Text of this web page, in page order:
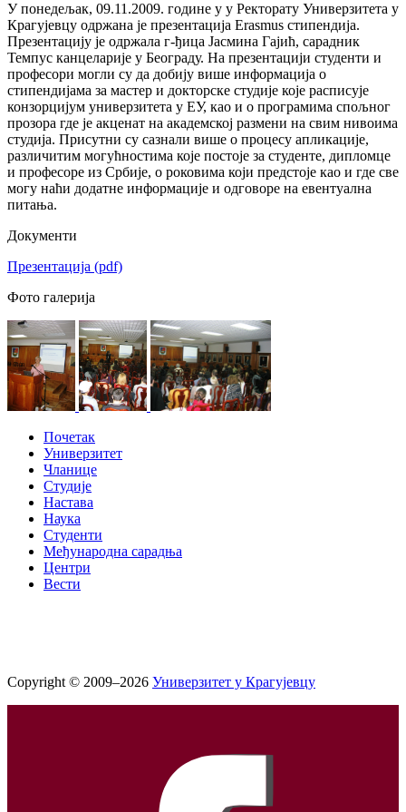
У понедељак, 09.11.2009. године у у Ректорату Универзитета у
Крагујевцу одржана је презентација Erasmus стипендија.
Презентацију је одржала г-ђица Јасмина Гајић, сарадник
Темпус канцеларије у Београду. На презентацији студенти и
професори могли су да добију више информација о
стипендијама за мастер и докторске студије које расписује
конзорцијум универзитета у ЕУ, као и о програмима спољног
прозора где је акценат на академској размени на свим нивоима
студија. Присутни су сазнали више о процесу апликације,
различитим могућностима које постоје за студенте, дипломце
и професоре из Србије, о роковима који предстоје као и где све
могу наћи додатне информације и одговоре на евентуална
питања.
Документи
Презентација (pdf)
Фото галерија
Почетак
Универзитет
Чланице
Студије
Настава
Наука
Студенти
Међународна сарадња
Центри
Вести
Copyright © 2009–2026 Универзитет у Крагујевцу